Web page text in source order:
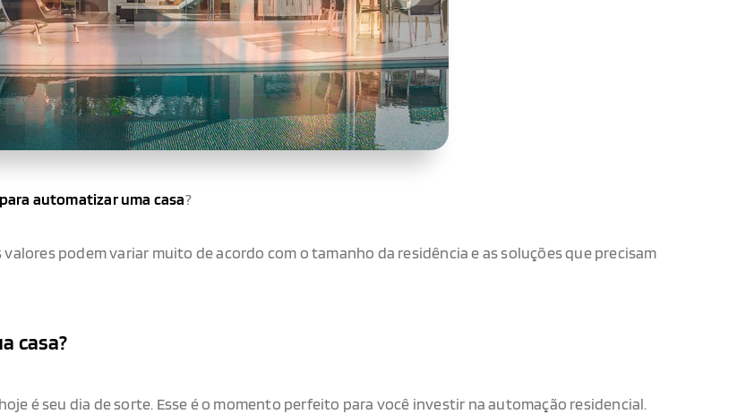
automatizar uma casa?
podem variar muito de acordo com o tamanho da residência e as soluções que precisam
casa?
é seu dia de sorte. Esse é o momento perfeito para você investir na automação residencial.